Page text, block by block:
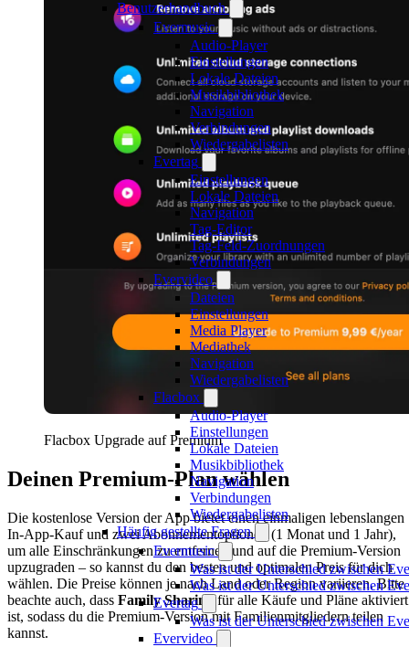
Benutzerhandbuch
Evermusic
Audio-Player
Einstellungen
Lokale Dateien
Musikbibliothek
Navigation
Verbindungen
Wiedergabelisten
Evertag
Einstellungen
Lokale Dateien
Navigation
Tag-Editor
Tag-Feld-Zuordnungen
Verbindungen
Evervideo
Dateien
Einstellungen
Media Player
Mediathek
Navigation
Wiedergabelisten
Flacbox
Audio-Player
Einstellungen
Lokale Dateien
Musikbibliothek
Navigation
Verbindungen
Wiedergabelisten
Häufig gestellte Fragen
Evermusic
Was ist der Unterschied zwischen
Was ist der Unterschied zwischen
Evertag
Was ist der Unterschied zwischen
Evervideo
Flacbox Upgrade auf Premium
Deinen Premium-Plan wählen
Die kostenlose Version der App bietet einen einmaligen lebenslangen
In-App-Kauf und zwei Abonnementoptionen (1 Monat und 1 Jahr),
um alle Einschränkungen zu entfernen und auf die Premium-Version
upzugraden – so kannst du den besten und optimalen Preis für dich
wählen. Die Preise können je nach Land oder Region variieren. Bitte
beachte auch, dass Family Sharingfür alle Käufe und Pläne aktiviert
ist, sodass du die Premium-Version mit Familienmitgliedern teilen
kannst.